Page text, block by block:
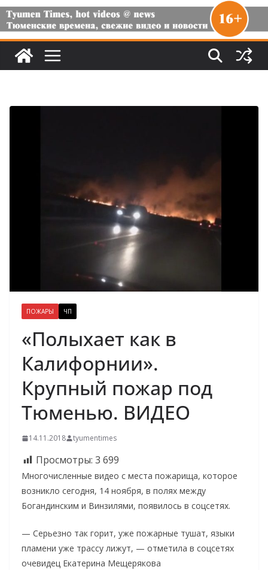
ПОЖАРЫ ЧП
«Полыхает как в
Калифорнии».
Крупный пожар под
Тюменью. ВИДЕО
14.11.2018 tyumentimes
Просмотры: 3 699
Многочисленные видео с места пожарища, которое
возникло сегодня, 14 ноября, в полях между
Богандинским и Винзилями, появилось в соцсетях.
— Серьезно так горит, уже пожарные тушат, языки
пламени уже трассу лижут, — отметила в соцсетях
очевидец Екатерина Мещерякова